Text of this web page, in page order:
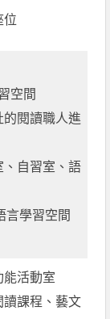
位
空間
閱讀職人進
、自習室、語
言學習空間
能活動室
讀課程、藝文